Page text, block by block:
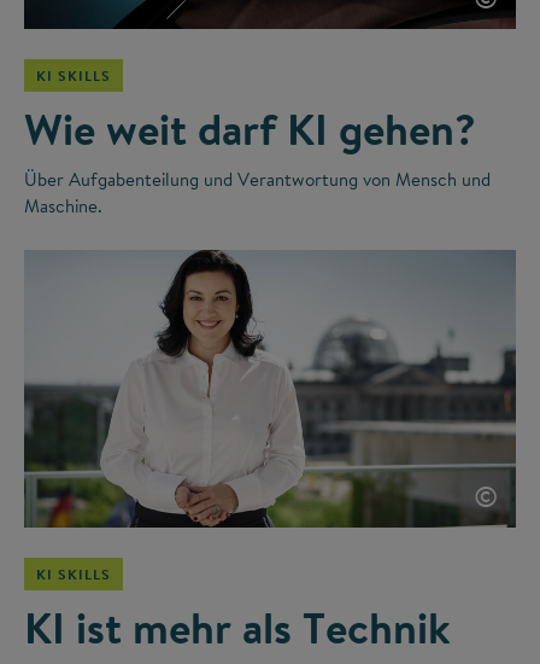
KI SKILLS
Wie weit darf KI gehen?
Über Aufgabenteilung und Verantwortung von Mensch und
Maschine.
©
KI SKILLS
KI ist mehr als Technik